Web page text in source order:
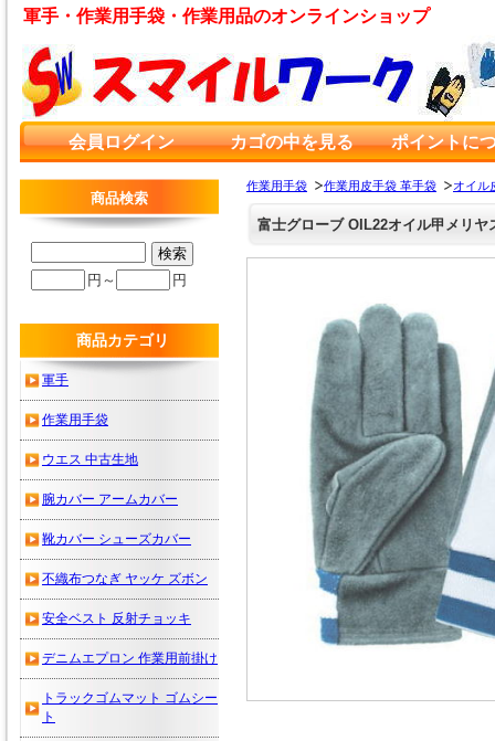
軍手・作業用手袋・作業用品のオンラインショップ
会員ログイン カゴの中を見る ポイントに
作業用手袋 作業用皮手袋 革手袋 オイル
富士グローブ OIL22オイル甲メリ
商品検索
円～ 円
商品カテゴリ
軍手
作業用手袋
ウエス 中古生地
腕カバー アームカバー
靴カバー シューズカバー
不織布つなぎ ヤッケ ズボン
安全ベスト 反射チョッキ
デニムエプロン 作業用前掛け
トラックゴムマット ゴムシー
ト